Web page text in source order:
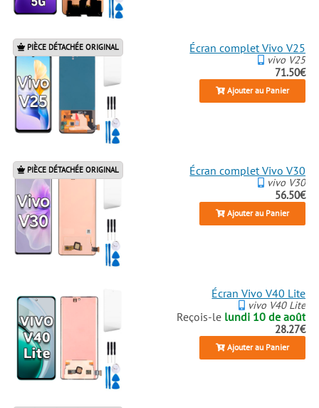
PIÈCE DÉTACHÉE ORIGINAL Écran complet Vivo V25
vivo V25
71.50€
Ajouter au Panier
PIÈCE DÉTACHÉE ORIGINAL Écran complet Vivo V30
vivo V30
56.50€
Ajouter au Panier
Écran Vivo V40 Lite
vivo V40 Lite
Reçois-le lundi 10 de août
28.27€
Ajouter au Panier